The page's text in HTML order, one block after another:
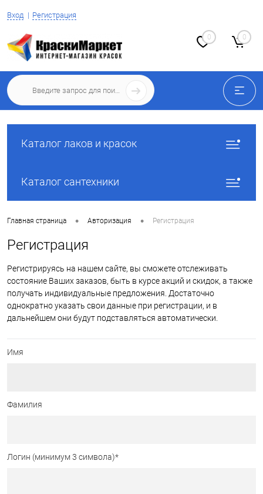
Вход Регистрация
0 0
Каталог лаков и красок
Каталог сантехники
Главная страница • Авторизация • Регистрация
Регистрация
Регистрируясь на нашем сайте, вы сможете отслеживать
состояние Ваших заказов, быть в курсе акций и скидок, а также
получать индивидуальные предложения. Достаточно
однократно указать свои данные при регистрации, и в
дальнейшем они будут подставляться автоматически.
Имя
Фамилия
Логин (минимум 3 символа)*